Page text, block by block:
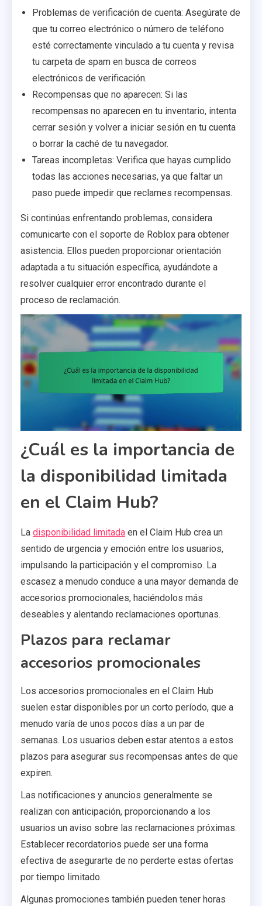
Problemas de verificación de cuenta: Asegúrate de
que tu correo electrónico o número de teléfono
esté correctamente vinculado a tu cuenta y revisa
tu carpeta de spam en busca de correos
electrónicos de verificación.
Recompensas que no aparecen: Si las
recompensas no aparecen en tu inventario, intenta
cerrar sesión y volver a iniciar sesión en tu cuenta
o borrar la caché de tu navegador.
Tareas incompletas: Verifica que hayas cumplido
todas las acciones necesarias, ya que faltar un
paso puede impedir que reclames recompensas.
Si continúas enfrentando problemas, considera
comunicarte con el soporte de Roblox para obtener
asistencia. Ellos pueden proporcionar orientación
adaptada a tu situación específica, ayudándote a
resolver cualquier error encontrado durante el
proceso de reclamación.
¿Cuál es la importancia de
la disponibilidad limitada
en el Claim Hub?
La disponibilidad limitada en el Claim Hub crea un
sentido de urgencia y emoción entre los usuarios,
impulsando la participación y el compromiso. La
escasez a menudo conduce a una mayor demanda de
accesorios promocionales, haciéndolos más
deseables y alentando reclamaciones oportunas.
Plazos para reclamar
accesorios promocionales
Los accesorios promocionales en el Claim Hub
suelen estar disponibles por un corto período, que a
menudo varía de unos pocos días a un par de
semanas. Los usuarios deben estar atentos a estos
plazos para asegurar sus recompensas antes de que
expiren.
Las notificaciones y anuncios generalmente se
realizan con anticipación, proporcionando a los
usuarios un aviso sobre las reclamaciones próximas.
Establecer recordatorios puede ser una forma
efectiva de asegurarte de no perderte estas ofertas
por tiempo limitado.
Algunas promociones también pueden tener horas